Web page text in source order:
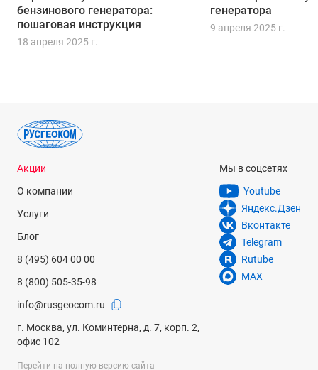
бензинового генератора:
пошаговая инструкция
18 апреля 2025 г.
генератора
9 апреля 2025 г.
Акции
О компании
Услуги
Блог
8 (495) 604 00 00
8 (800) 505-35-98
info@rusgeocom.ru
г. Москва, ул. Коминтерна, д. 7, корп. 2,
офис 102
Мы в соцсетях
Youtube
Яндекс.Дзен
Вконтакте
Telegram
Rutube
MAX
Перейти на полную версию сайта